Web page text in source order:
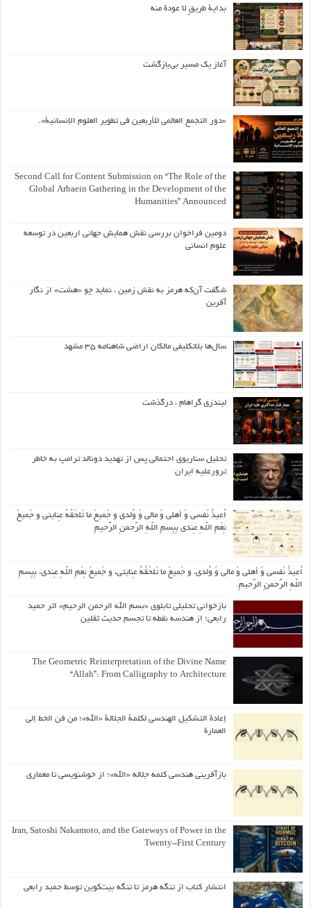
بداية طريقٍ لا عودة منه
آغاز یک مسیر بی‌بازگشت
«دور التجمع العالمي للأربعين في تطوير العلوم الإنسانية».
Second Call for Content Submission on “The Role of the
Global Arbaein Gathering in the Development of the
Humanities” Announced
دومین فراخوان بررسی نقش همایش جهانی اربعین در توسعه
علوم انسانی
شگفت آن‌که هرمز به نقش زمین ، نماید چو «هشت» از نگار
آفرین
سال‌ها بلاتکلیفی مالکان اراضی شاهنامه ۳۵ مشهد
لیندزی گراهام ، درگذشت
تحلیل سناریوی احتمالی پس از تهدید دونالد ترامپ به خاطر
ترورعلیه ایران
اُعیذُ نَفسی وَ أهلی وَ مالی وَ وُلدی و جَمیعَ ما تَلحَقُهُ عِنایتی و جَمیعَ
نِعَمِ اللّهِ عِندی بِبِسمِ اللّهِ الرَّحمنِ الرَّحیمِ
اُعیذُ نَفسی وَ أهلی وَ مالی وَ وُلدی، و جَمیعَ ما تَلحَقُهُ عِنایتی، و جَمیعَ نِعَمِ اللّهِ عِندی، بِبِسمِ
اللّهِ الرَّحمنِ الرَّحیمِ.
بازخوانی تحلیلی تابلوی «بسم الله الرحمن الرحیم» اثر حمید
رابعی؛ از هندسه نقطه تا تجسم حدیث ثقلین
The Geometric Reinterpretation of the Divine Name
“Allah”: From Calligraphy to Architecture
إعادة التشكيل الهندسي لكلمة الجلالة «الله»؛ من فن الخط إلى
العمارة
بازآفرینی هندسی کلمه جلاله «الله»؛ از خوشنویسی تا معماری
Iran, Satoshi Nakamoto, and the Gateways of Power in the
Twenty-First Century
انتشار کتاب از تنگه هرمز تا تنگه بیت‌کوین توسط حمید رابعی